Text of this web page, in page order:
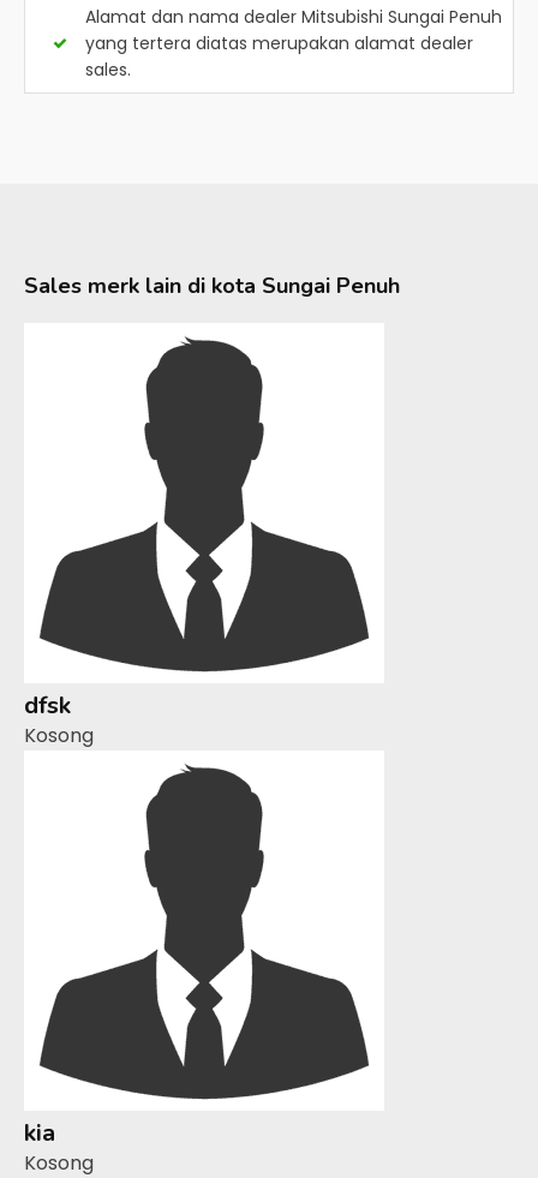
Alamat dan nama dealer Mitsubishi Sungai Penuh
yang tertera diatas merupakan alamat dealer
sales.
Sales merk lain di kota Sungai Penuh
dfsk
Kosong
kia
Kosong